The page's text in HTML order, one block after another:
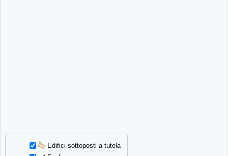
Edifici sottoposti a tutela